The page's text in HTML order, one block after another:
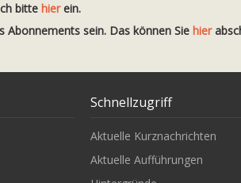
bitte hierein.
Abonnements sein. Das können Sie hier
Schnellzugriff
Aktuelle Kurznachrichten
Aktuelle Aufführungen